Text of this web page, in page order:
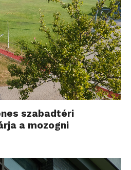
szabadtéri
a mozogni